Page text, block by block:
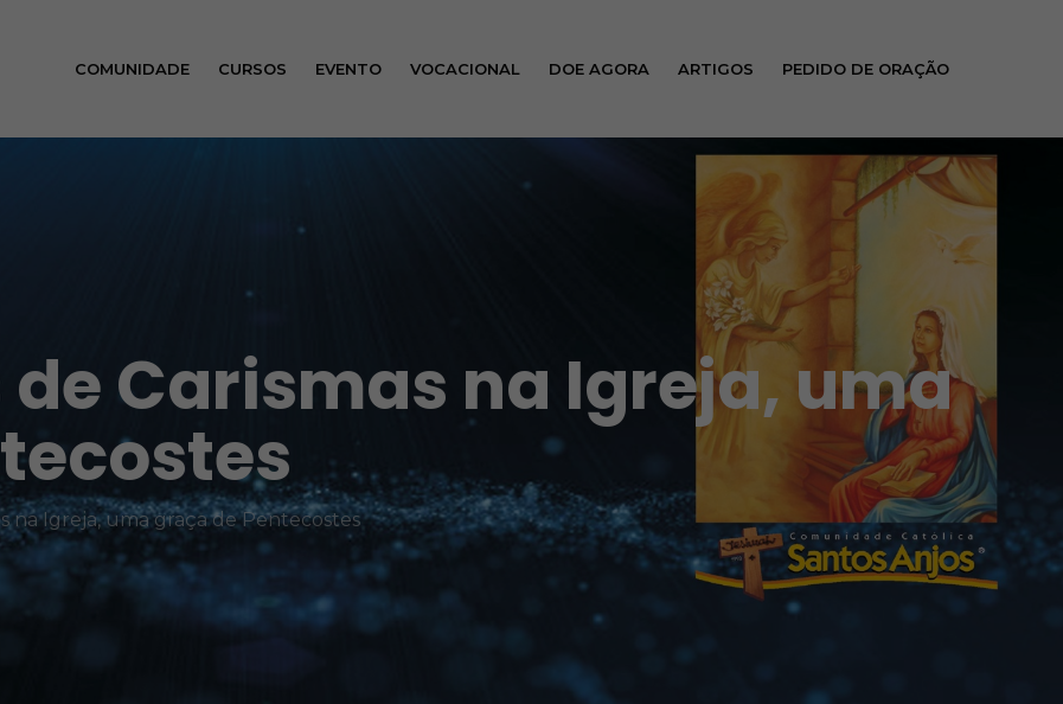
COMUNIDADE CURSOS EVENTO VOCACIONAL DOE AGORA ARTIGOS PEDIDO DE ORAÇÃO
Carismas na Igreja, uma
na Igreja, uma graça de Pentecostes